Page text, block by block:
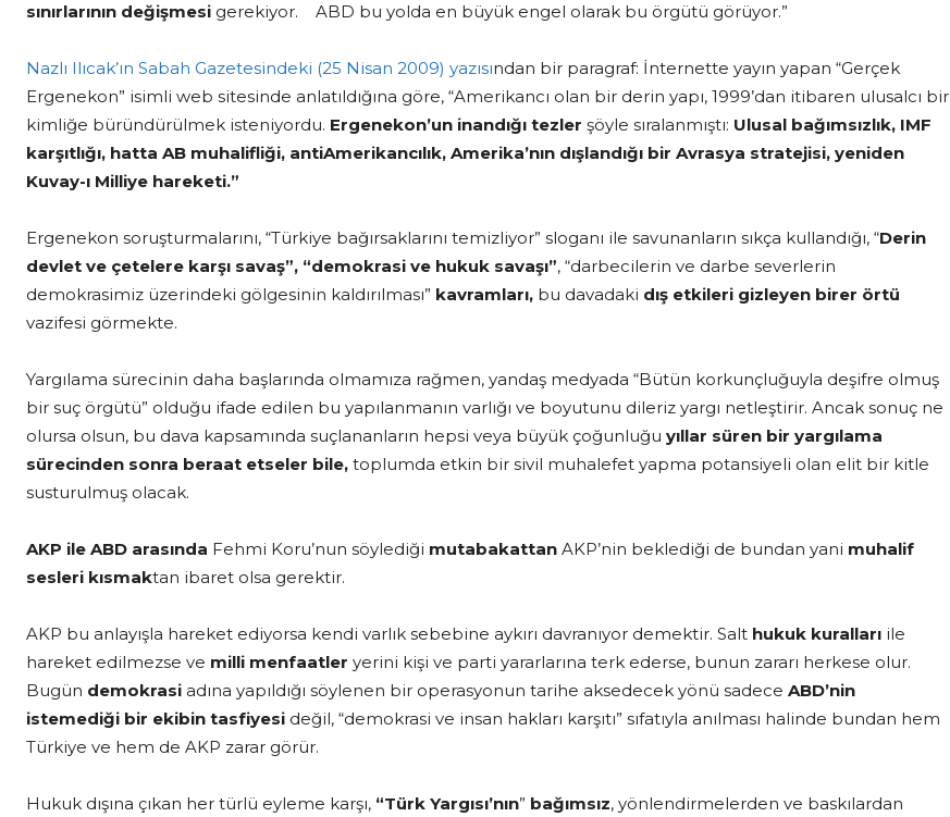
sınırlarının değişmesi gerekiyor. ABD bu yolda en büyük engel olarak bu örgütü görüyor.”
Nazlı Ilıcak’ın Sabah Gazetesindeki (25 Nisan 2009) yazısından bir paragraf: İnternette yayın yapan “Gerçek
Ergenekon” isimli web sitesinde anlatıldığına göre, “Amerikancı olan bir derin yapı, 1999’dan itibaren ulusalcı bir
kimliğe büründürülmek isteniyordu. Ergenekon’un inandığı tezler şöyle sıralanmıştı: Ulusal bağımsızlık, IMF
karşıtlığı, hatta AB muhalifliği, antiAmerikancılık, Amerika’nın dışlandığı bir Avrasya stratejisi, yeniden
Kuvay-ı Milliye hareketi.”
Ergenekon soruşturmalarını, “Türkiye bağırsaklarını temizliyor” sloganı ile savunanların sıkça kullandığı, “Derin
devlet ve çetelere karşı savaş”, “demokrasi ve hukuk savaşı”, “darbecilerin ve darbe severlerin
demokrasimiz üzerindeki gölgesinin kaldırılması” kavramları, bu davadaki dış etkileri gizleyen birer örtü
vazifesi görmekte.
Yargılama sürecinin daha başlarında olmamıza rağmen, yandaş medyada “Bütün korkunçluğuyla deşifre olmuş
bir suç örgütü” olduğu ifade edilen bu yapılanmanın varlığı ve boyutunu dileriz yargı netleştirir. Ancak sonuç ne
olursa olsun, bu dava kapsamında suçlananların hepsi veya büyük çoğunluğu yıllar süren bir yargılama
sürecinden sonra beraat etseler bile, toplumda etkin bir sivil muhalefet yapma potansiyeli olan elit bir kitle
susturulmuş olacak.
AKP ile ABD arasında Fehmi Koru’nun söylediği mutabakattan AKP’nin beklediği de bundan yani muhalif
sesleri kısmaktan ibaret olsa gerektir.
AKP bu anlayışla hareket ediyorsa kendi varlık sebebine aykırı davranıyor demektir. Salt hukuk kuralları ile
hareket edilmezse ve milli menfaatler yerini kişi ve parti yararlarına terk ederse, bunun zararı herkese olur.
Bugün demokrasi adına yapıldığı söylenen bir operasyonun tarihe aksedecek yönü sadece ABD’nin
istemediği bir ekibin tasfiyesi değil, “demokrasi ve insan hakları karşıtı” sıfatıyla anılması halinde bundan hem
Türkiye ve hem de AKP zarar görür.
Hukuk dışına çıkan her türlü eyleme karşı, “Türk Yargısı’nın” bağımsız, yönlendirmelerden ve baskılardan